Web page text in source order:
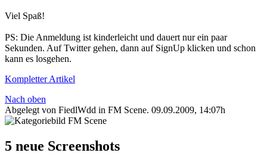
Viel Spaß!
PS: Die Anmeldung ist kinderleicht und dauert nur ein paar
Sekunden. Auf Twitter gehen, dann auf SignUp klicken und schon
kann es losgehen.
Kompletter Artikel
Nach oben
Abgelegt von FiedlWdd in FM Scene. 09.09.2009, 14:07h
5 neue Screenshots